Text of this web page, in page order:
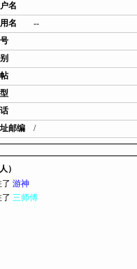
名
名
--
邮编
/
）
游神
三师傅